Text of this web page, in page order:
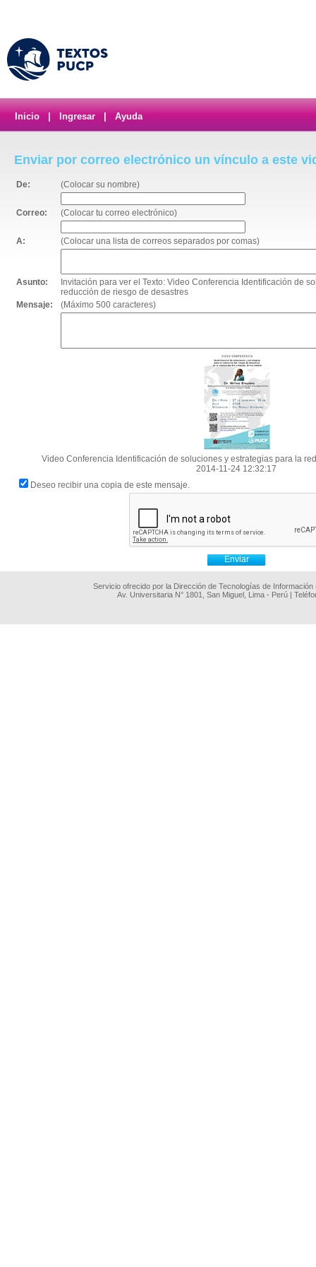
Inicio Ingresar Ayuda
Enviar por correo electrónico un vínculo a este
De: (Colocar su nombre)
Correo: (Colocar tu correo electrónico)
A: (Colocar una lista de correos separados por comas)
Asunto:
Invitación para ver el Texto: Video Conferencia Identificación de
reducción de riesgo de desastres
Mensaje:
(Máximo 500 caracteres)
Video Conferencia Identificación de soluciones y estrategias para la
2014-11-24 12:32:17
Deseo recibir una copia de este mensaje.
Servicio ofrecido por la Dirección de Tecnologías de
Av. Universitaria N° 1801, San Miguel, Lima - Perú |